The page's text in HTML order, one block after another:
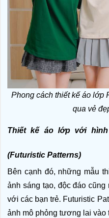
Phong cách thiết kế áo lớp
qua vẻ
Thiết kế áo lớp với
(Futuristic Patterns)
Bên cạnh đó, những mẫu
ảnh sáng tạo, độc đáo
với các bạn trẻ. Futuristic
ảnh mô phỏng tương lai vào